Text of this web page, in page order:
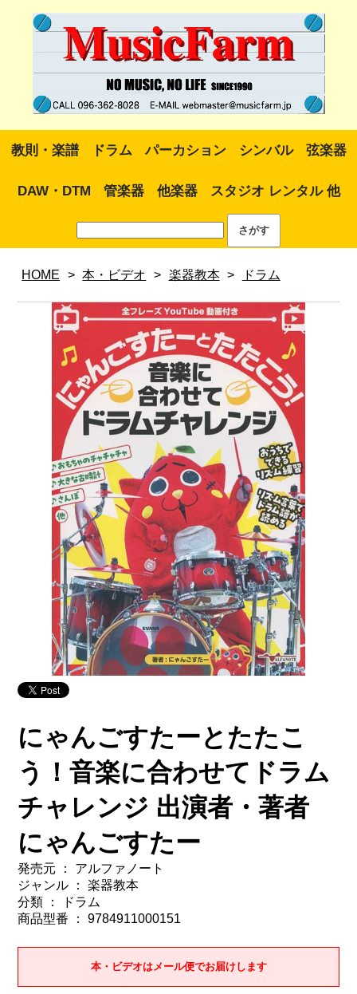
教則・楽譜 ドラム パーカション シンバル 弦楽器
DAW・DTM 管楽器 他楽器 スタジオ レンタル 他
HOME > 本・ビデオ > 楽器教本 > ドラム
にゃんごすたーとたたこ
う！音楽に合わせてドラム
チャレンジ 出演者・著者
にゃんごすたー
発売元 ： アルファノート
ジャンル ： 楽器教本
分類 ： ドラム
商品型番 ： 9784911000151
本・ビデオはメール便でお届けします